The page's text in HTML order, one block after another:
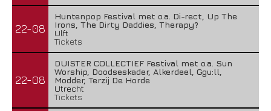
22-08
Huntenpop Festival met o.a. Di-rect, Up The
Irons, The Dirty Daddies, Therapy?
Ulft
Tickets
22-08
DUISTER COLLECTIEF Festival met o.a. Sun
Worship, Doodseskader, Alkerdeel, Ggu:ll,
Modder, Terzij De Horde
Utrecht
Tickets